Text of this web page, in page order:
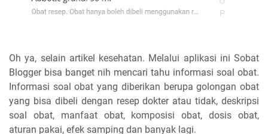
Oh ya, selain artikel kesehatan. Melalui aplikasi ini Sobat
Blogger bisa banget nih mencari tahu informasi soal obat.
Informasi soal obat yang diberikan berupa golongan obat
yang bisa dibeli dengan resep dokter atau tidak, deskripsi
soal obat, manfaat obat, komposisi obat, dosis obat,
aturan pakai, efek samping dan banyak lagi.